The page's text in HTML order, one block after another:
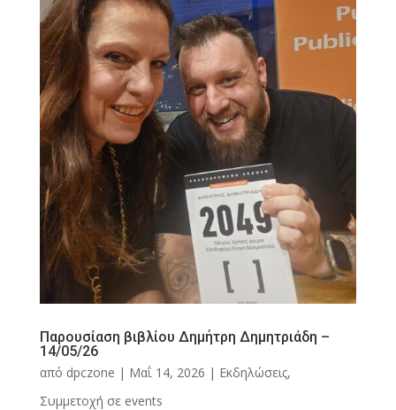
Παρουσίαση βιβλίου Δημήτρη Δημητριάδη –
14/05/26
από dpczone | Μαΐ 14, 2026 | Εκδηλώσεις,
Συμμετοχή σε events